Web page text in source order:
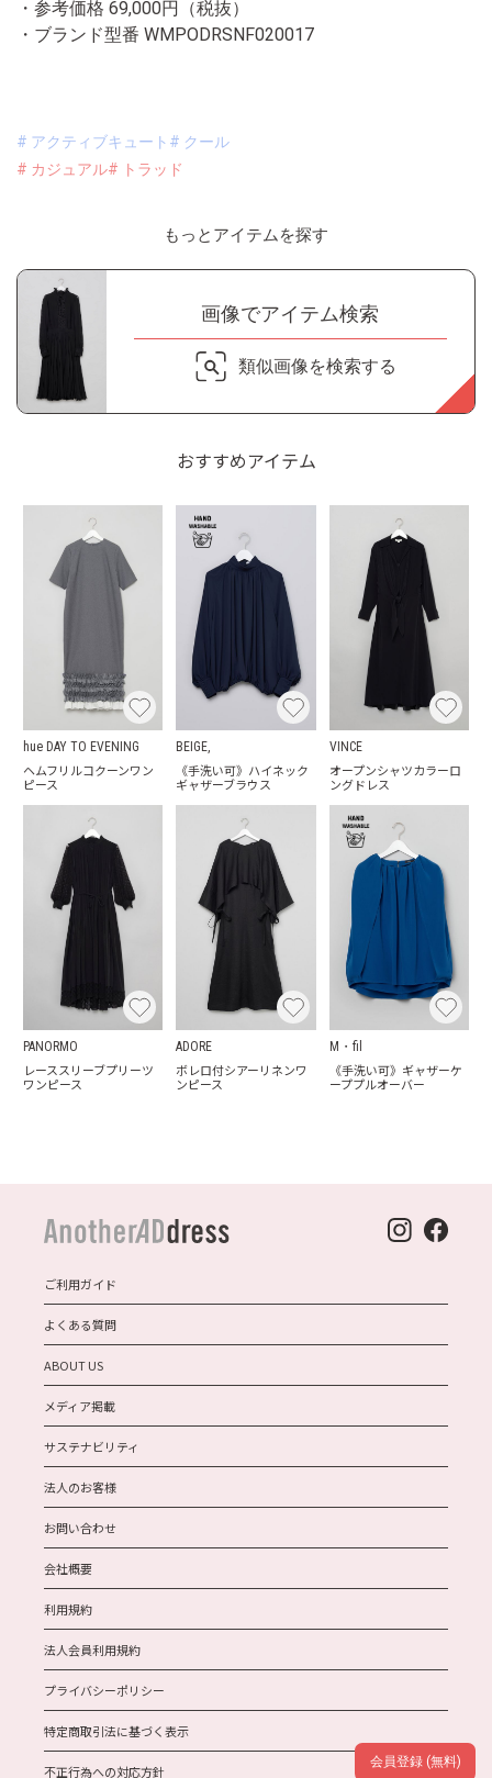
・参考価格 69,000円（税抜）
・ブランド型番 WMPODRSNF020017
# アクティブキュート # クール
# カジュアル# トラッド
もっとアイテムを探す
画像でアイテム検索
類似画像を検索する
おすすめアイテム
hue DAY TO EVENING
ヘムフリルコクーンワン
ピース
BEIGE,
《手洗い可》ハイネック
ギャザーブラウス
VINCE
オープンシャツカラーロ
ングドレス
PANORMO
レーススリーブプリーツ
ワンピース
ADORE
ボレロ付シアーリネンワ
ンピース
M・fil
《手洗い可》ギャザーケ
ーププルオーバー
ご利用ガイド
よくある質問
ABOUT US
メディア掲載
サステナビリティ
法人のお客様
お問い合わせ
会社概要
利用規約
法人会員利用規約
プライバシーポリシー
特定商取引法に基づく表示
不正行為への対応方針
会員登録 (無料)